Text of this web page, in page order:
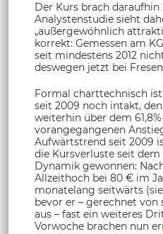
Der Kurs brach daraufhin
Analystenstudie sieht
„außergewöhnlich
korrekt: Gemessen am
seit mindestens 2012
deswegen jetzt bei
Formal charttechnisch
seit 2009 noch intakt,
weiterhin über dem
vorangegangenen
Aufwärtstrend seit 2009
die Kursverluste seit dem
Dynamik gewonnen:
Allzeithoch bei 80 € im
monatelang seitwärts
bevor er – gerechnet von
aus – fast ein weiteres
Vorwoche brachen nun